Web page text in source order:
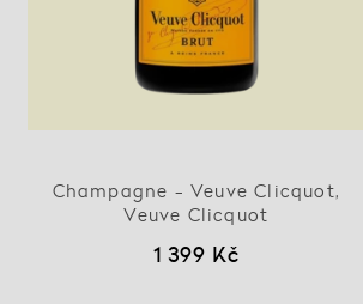
Champagne - Veuve Clicquot,
Veuve Clicquot
1 399 Kč